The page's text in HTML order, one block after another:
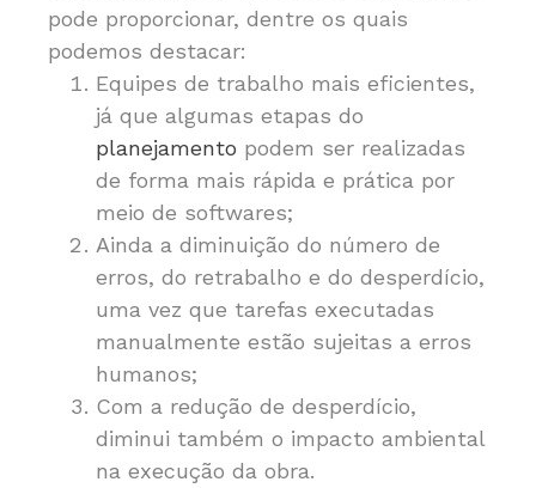
pode proporcionar, dentre os quais
podemos destacar:
Equipes de trabalho mais eficientes,
já que algumas etapas do
planejamento podem ser realizadas
de forma mais rápida e prática por
meio de softwares;
Ainda a diminuição do número de
erros, do retrabalho e do desperdício,
uma vez que tarefas executadas
manualmente estão sujeitas a erros
humanos;
Com a redução de desperdício,
diminui também o impacto ambiental
na execução da obra.